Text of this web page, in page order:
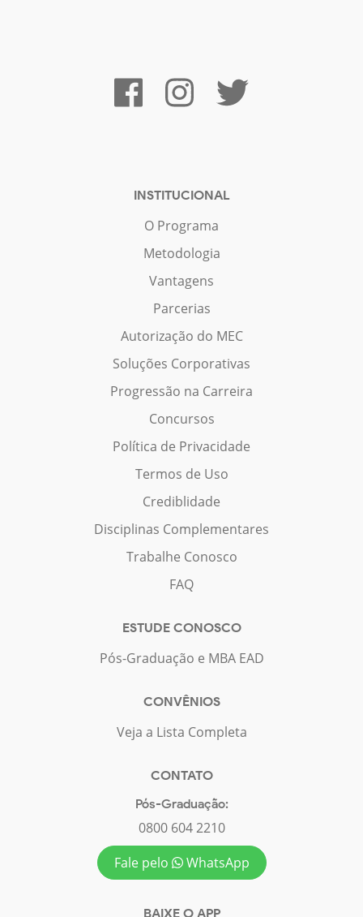
INSTITUCIONAL
O Programa
Metodologia
Vantagens
Parcerias
Autorização do MEC
Soluções Corporativas
Progressão na Carreira
Concursos
Política de Privacidade
Termos de Uso
Crediblidade
Disciplinas Complementares
Trabalhe Conosco
FAQ
ESTUDE CONOSCO
Pós-Graduação e MBA EAD
CONVÊNIOS
Veja a Lista Completa
CONTATO
Pós-Graduação:
0800 604 2210
Fale pelo
WhatsApp
BAIXE O APP